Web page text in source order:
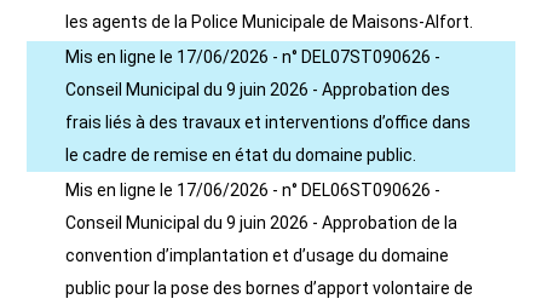
les agents de la Police Municipale de Maisons-Alfort.
Mis en ligne le 17/06/2026 - n° DEL07ST090626 -
Conseil Municipal du 9 juin 2026 - Approbation des
frais liés à des travaux et interventions d’office dans
le cadre de remise en état du domaine public.
Mis en ligne le 17/06/2026 - n° DEL06ST090626 -
Conseil Municipal du 9 juin 2026 - Approbation de la
convention d’implantation et d’usage du domaine
public pour la pose des bornes d’apport volontaire de